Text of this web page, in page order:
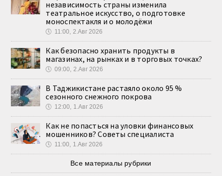
независимость страны изменила
театральное искусство, о подготовке
моноспектакля и о молодёжи
🕔 11:00, 2.Авг 2026
Как безопасно хранить продукты в
магазинах, на рынках и в торговых точках?
🕔 09:00, 2.Авг 2026
В Таджикистане растаяло около 95 %
сезонного снежного покрова
🕔 12:00, 1.Авг 2026
Как не попасться на уловки финансовых
мошенников? Советы специалиста
🕔 11:00, 1.Авг 2026
Все материалы рубрики